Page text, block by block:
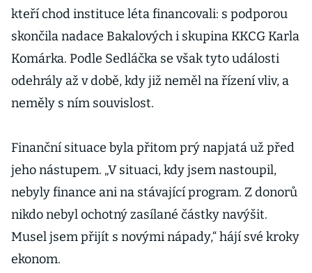
kteří chod instituce léta financovali: s podporou
skončila nadace Bakalových i skupina KKCG Karla
Komárka. Podle Sedláčka se však tyto události
odehrály až v době, kdy již neměl na řízení vliv, a
neměly s ním souvislost.
Finanční situace byla přitom prý napjatá už před
jeho nástupem. „V situaci, kdy jsem nastoupil,
nebyly finance ani na stávající program. Z donorů
nikdo nebyl ochotný zasílané částky navýšit.
Musel jsem přijít s novými nápady,“ hájí své kroky
ekonom.